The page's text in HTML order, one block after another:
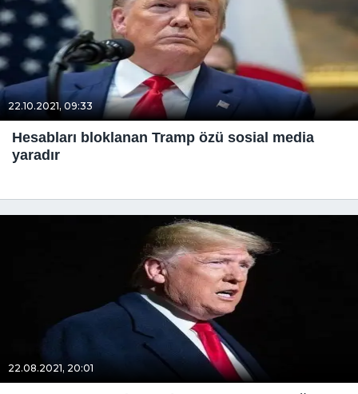
22.10.2021, 09:33
Hesabları bloklanan Tramp özü sosial media
yaradır
22.08.2021, 20:01